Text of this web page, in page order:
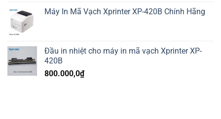
Máy In Mã Vạch Xprinter XP-420B Chính Hãng
Đầu in nhiệt cho máy in mã vạch Xprinter XP-
420B
800.000,0₫